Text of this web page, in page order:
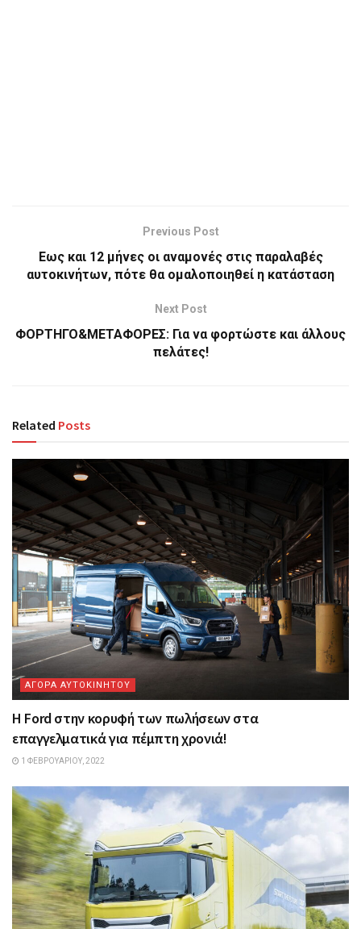
Previous Post
Εως και 12 μήνες οι αναμονές στις παραλαβές
αυτοκινήτων, πότε θα ομαλοποιηθεί η κατάσταση
Next Post
ΦΟΡΤΗΓΟ&ΜΕΤΑΦΟΡΕΣ: Για να φορτώστε και άλλους
πελάτες!
Related Posts
ΑΓΟΡΑ ΑΥΤΟΚΙΝΗΤΟΥ
Η Ford στην κορυφή των πωλήσεων στα
επαγγελματικά για πέμπτη χρονιά!
1 ΦΕΒΡΟΥΑΡΊΟΥ, 2022